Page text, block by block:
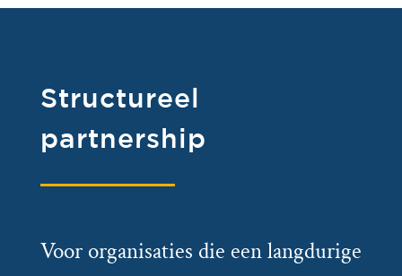
Structureel
partnership
Voor organisaties die een langdurige